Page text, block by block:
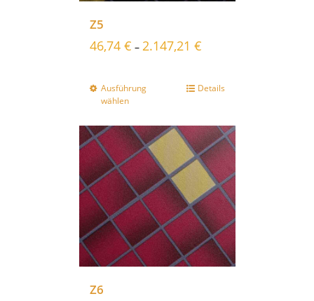
Z5
46,74 € – 2.147,21 €
Ausführung
wählen
Details
Z6